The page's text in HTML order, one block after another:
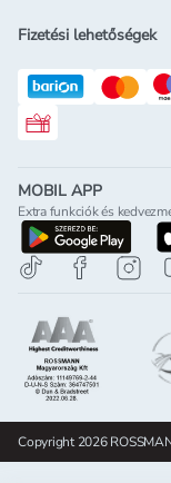
Fizetési lehetőségek
Rossmann
MOBIL APP
Extra funkciók és
Copyright 2026